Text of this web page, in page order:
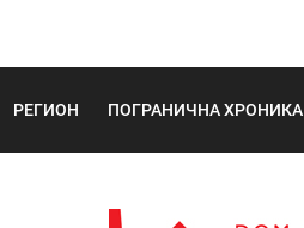
РЕГИОН ПОГРАНИЧНА ХРОНИКА